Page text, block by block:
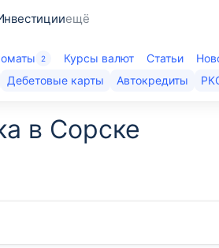
ещё
2 Курсы валют Статьи
Дебетовые карты Автокредиты
в Сорске